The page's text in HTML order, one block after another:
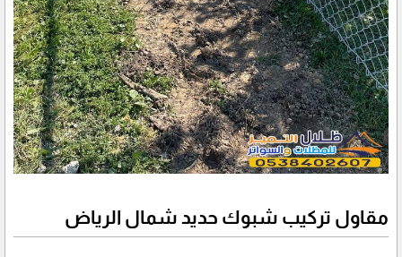
مقاول تركيب شبوك حديد شمال الرياض